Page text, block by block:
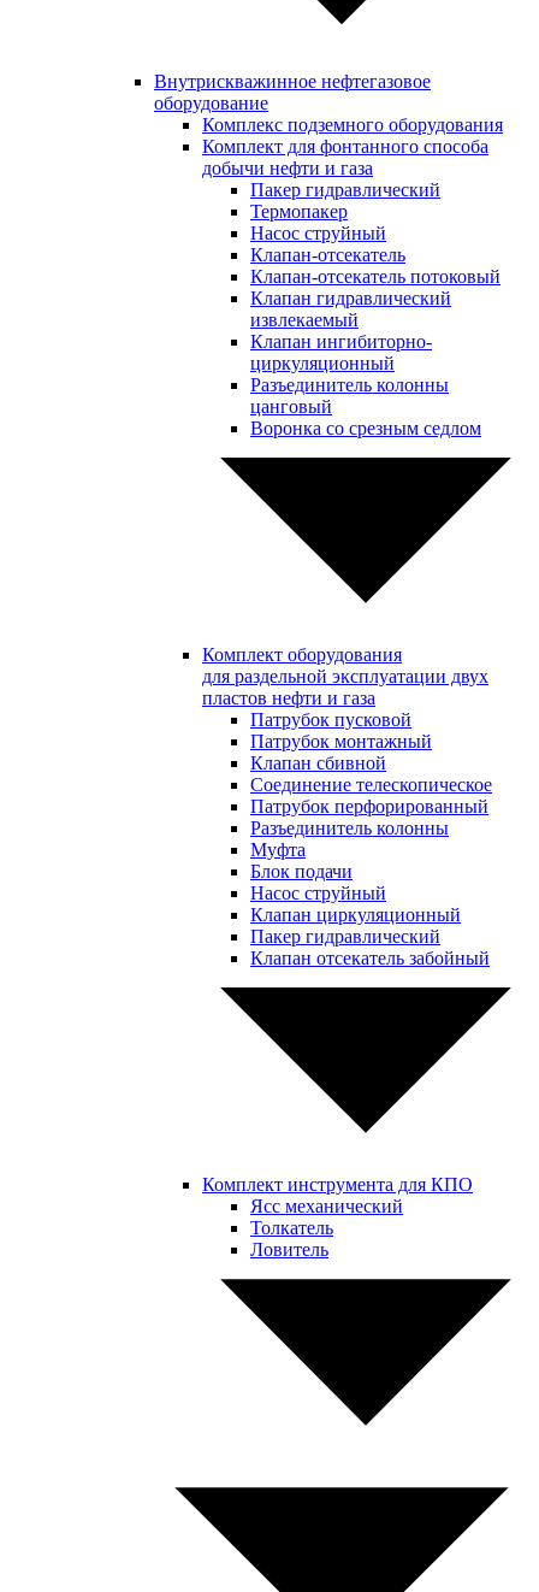
Внутрискважинное нефтегазовое
оборудование
Комплекс подземного оборудования
Комплект для фонтанного способа
добычи нефти и газа
Пакер гидравлический
Термопакер
Насос струйный
Клапан-отсекатель
Клапан-отсекатель потоковый
Клапан гидравлический
извлекаемый
Клапан ингибиторно-
циркуляционный
Разъединитель колонны
цанговый
Воронка со срезным седлом
Комплект оборудования
для раздельной эксплуатации двух
пластов нефти и газа
Патрубок пусковой
Патрубок монтажный
Клапан сбивной
Соединение телескопическое
Патрубок перфорированный
Разъединитель колонны
Муфта
Блок подачи
Насос струйный
Клапан циркуляционный
Пакер гидравлический
Клапан отсекатель забойный
Комплект инструмента для КПО
Ясс механический
Толкатель
Ловитель